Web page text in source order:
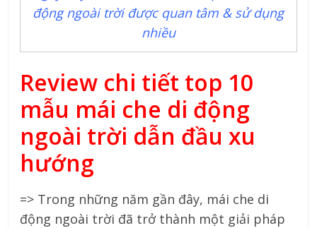
động ngoài trời được quan tâm & sử dụng
nhiều
Review chi tiết top 10
mẫu mái che di động
ngoài trời dẫn đầu xu
hướng
=> Trong những năm gần đây, mái che di
động ngoài trời đã trở thành một giải pháp